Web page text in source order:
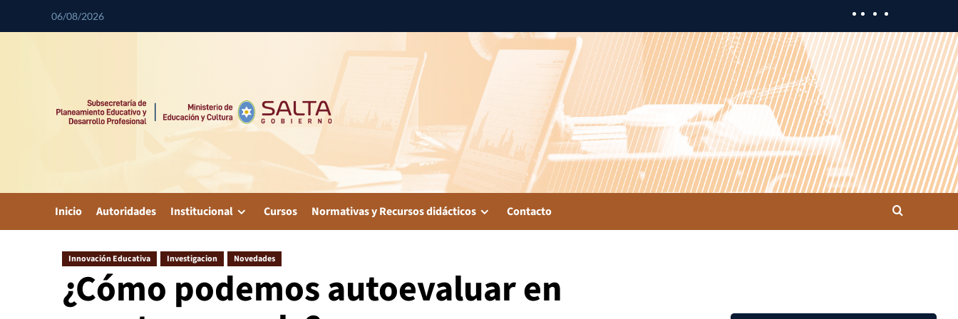
06/08/2026
Inicio Autoridades Institucional Cursos Normativas y Recursos didácticos Contacto
Innovación Educativa Investigacion Novedades
¿Cómo podemos autoevaluar en